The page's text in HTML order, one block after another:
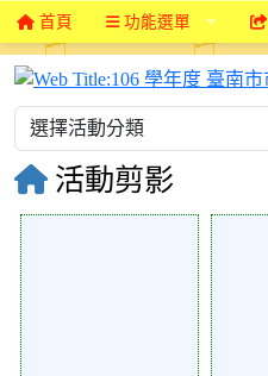
首頁 功能選單
活動剪影